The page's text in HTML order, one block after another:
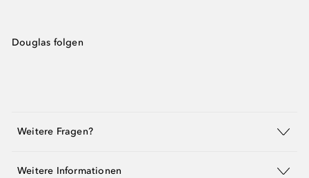
Douglas folgen
Weitere Fragen?
Weitere Informationen